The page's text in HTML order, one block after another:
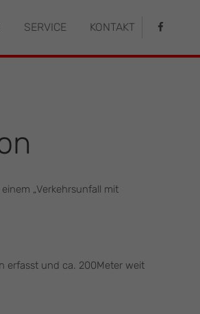
"offcanvas-col4" existiert
SERVICE KONTAKT
„Verkehrsunfall mit
erfasst und ca. 200Meter weit